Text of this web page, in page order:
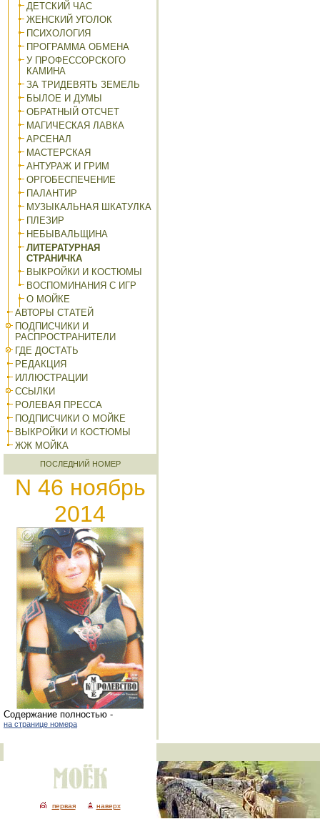
ДЕТСКИЙ ЧАС
ЖЕНСКИЙ УГОЛОК
ПСИХОЛОГИЯ
ПРОГРАММА ОБМЕНА
У ПРОФЕССОРСКОГО
КАМИНА
ЗА ТРИДЕВЯТЬ ЗЕМЕЛЬ
БЫЛОЕ И ДУМЫ
ОБРАТНЫЙ ОТСЧЕТ
МАГИЧЕСКАЯ ЛАВКА
АРСЕНАЛ
МАСТЕРСКАЯ
АНТУРАЖ И ГРИМ
ОРГОБЕСПЕЧЕНИЕ
ПАЛАНТИР
МУЗЫКАЛЬНАЯ ШКАТУЛКА
ПЛЕЗИР
НЕБЫВАЛЬЩИНА
ЛИТЕРАТУРНАЯ
СТРАНИЧКА
ВЫКРОЙКИ И КОСТЮМЫ
ВОСПОМИНАНИЯ С ИГР
О МОЙКЕ
АВТОРЫ СТАТЕЙ
ПОДПИСЧИКИ И
РАСПРОСТРАНИТЕЛИ
ГДЕ ДОСТАТЬ
РЕДАКЦИЯ
ИЛЛЮСТРАЦИИ
ССЫЛКИ
РОЛЕВАЯ ПРЕССА
ПОДПИСЧИКИ О МОЙКЕ
ВЫКРОЙКИ И КОСТЮМЫ
ЖЖ МОЙКА
ПОСЛЕДНИЙ НОМЕР
N 46 ноябрь
2014
Cодержание полностью -
на странице номера
первая наверх